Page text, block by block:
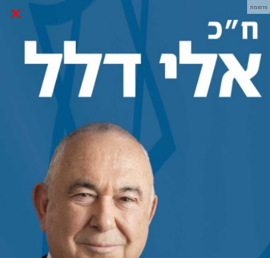
× פרסומת